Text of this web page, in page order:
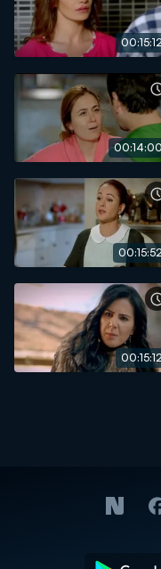
00:15:12
00:14:00
00:15:52
00:15:12